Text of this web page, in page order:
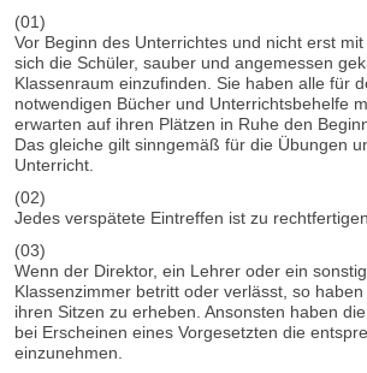
(01)
Vor Beginn des Unterrichtes und nicht erst
sich die Schüler, sauber und angemessen
Klassenraum einzufinden. Sie haben alle für
notwendigen Bücher und Unterrichtsbehelfe
erwarten auf ihren Plätzen in Ruhe den
Das gleiche gilt sinngemäß für die Übungen
Unterricht.
(02)
Jedes verspätete Eintreffen ist zu rechtfertigen.
(03)
Wenn der Direktor, ein Lehrer oder ein
Klassenzimmer betritt oder verlässt, so
ihren Sitzen zu erheben. Ansonsten haben
bei Erscheinen eines Vorgesetzten die
einzunehmen.